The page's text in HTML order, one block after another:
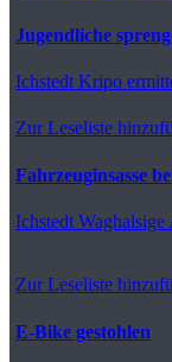
Jugendliche
Ichstedt Kripo
Zur Leseliste
Fahrzeuginsasse
Ichstedt Waghalsige
Zur Leseliste
E-Bike gestohlen